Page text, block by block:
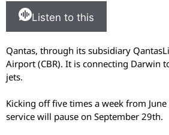
Listen to this
Qantas, through its subsidiary
Airport (CBR). It is connecting Darwin
jets.
Kicking off five times a week from
service will pause on September 29th.